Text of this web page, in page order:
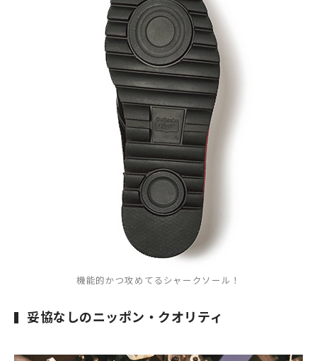
機能的かつ攻めてるシャークソール！
妥協なしのニッポン・クオリティ